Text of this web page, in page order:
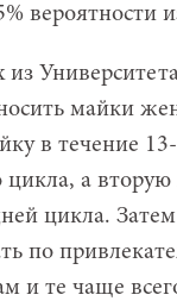
вероятности
майки
в течение
цикла, а
цикла.
по
и те чаще